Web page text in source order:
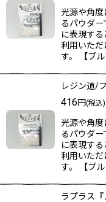
光源や角
るパウダー
に表現す
利用いただ
す。 【ブ
レジン道/
416円(税込)
光源や角
るパウダー
に表現す
利用いただ
す。 【ブ
ラプラス『